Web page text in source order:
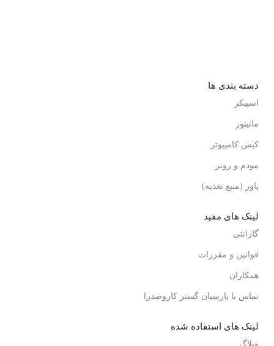
دسته بندی ها
اسپیکر
مانیتور
کیس کامپیوتر
مودم و روتر
پاور (منبع تغذیه)
لینک های مفید
گارانتی
قوانین و مقررات
همکاران
تماس با پارسیان گستر کاروصدرا
لینک های استفاده شده
وبلاگ